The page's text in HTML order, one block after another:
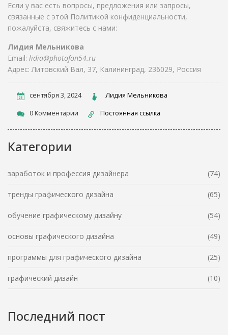
Если у вас есть вопросы, предложения или запросы,
связанные с этой Политикой конфиденциальности,
пожалуйста, свяжитесь с нами:
Лидия Мельникова
Email: lidia@photofon54.ru
Адрес: Литовский Вал, 37, Калининград, 236029, Россия
сентября 3, 2024 Лидия Мельникова
0 Комментарии Постоянная ссылка
Категории
заработок и профессия дизайнера (74)
тренды графического дизайна (65)
обучение графическому дизайну (54)
основы графического дизайна (49)
программы для графического дизайна (25)
графический дизайн (10)
Последний пост